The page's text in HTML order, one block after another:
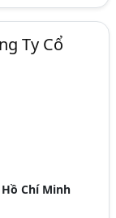
Ty Cổ
Hồ Chí Minh